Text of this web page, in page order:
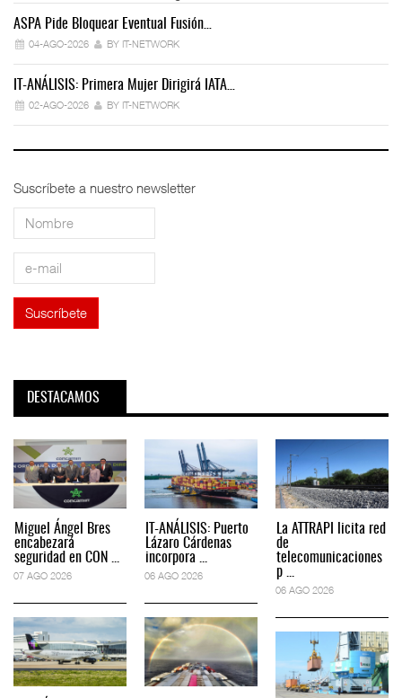
ASPA Pide Bloquear Eventual Fusión…
04-AGO-2026 BY IT-NETWORK
IT-ANÁLISIS: Primera Mujer Dirigirá IATA…
02-AGO-2026 BY IT-NETWORK
Suscríbete a nuestro newsletter
DESTACAMOS
Miguel Ángel Bres
encabezará
seguridad en CON ...
07 AGO 2026
IT-ANÁLISIS: Puerto
Lázaro Cárdenas
incorpora ...
06 AGO 2026
La ATTRAPI licita red
de
telecomunicaciones
p ...
06 AGO 2026